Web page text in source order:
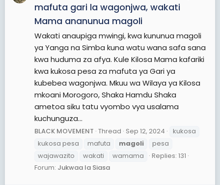
mafuta gari la wagonjwa, wakati
Mama ananunua magoli
Wakati anaupiga mwingi, kwa kununua magoli
ya Yanga na Simba kuna watu wana safa sana
kwa huduma za afya. Kule Kilosa Mama kafariki
kwa kukosa pesa za mafuta ya Gari ya
kubebea wagonjwa. Mkuu wa Wilaya ya Kilosa
mkoani Morogoro, Shaka Hamdu Shaka
ametoa siku tatu vyombo vya usalama
kuchunguza...
BLACK MOVEMENT Thread Sep 12, 2024
kukosa
kukosa pesa
mafuta magoli
pesa
wajawazito
wakati wamama
Replies: 131
Forum: Jukwaa la Siasa